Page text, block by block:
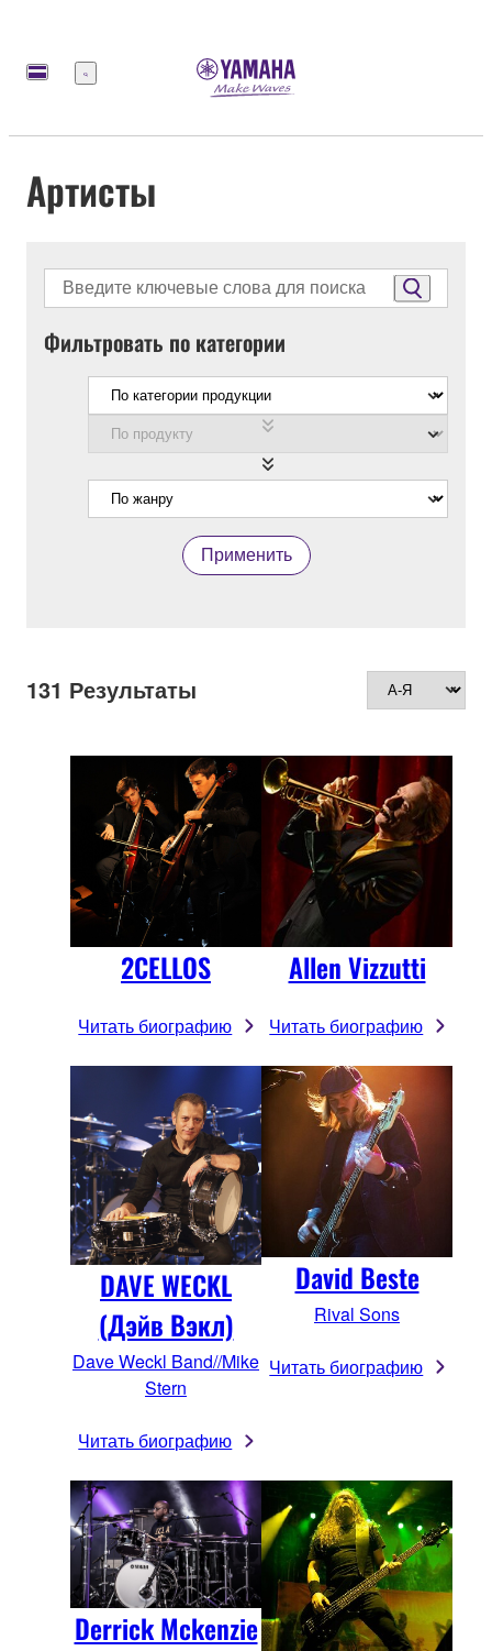
Меню
Артисты
Фильтровать по категории
Применить
131 Результаты
2CELLOS
Читать биографию
Allen Vizzutti
Читать биографию
DAVE WECKL
(Дэйв Вэкл)
Dave Weckl Band//Mike
Stern
Читать биографию
David Beste
Rival Sons
Читать биографию
Derrick Mckenzie